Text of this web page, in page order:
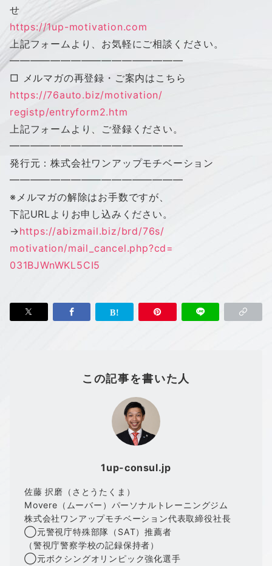
せ
https://1up-motivation.com
上記フォームより、お気軽にご相談ください。
━━━━━━━━━━━━━━━━━
□ メルマガの再登録・ご案内はこちら
https://76auto.biz/motivation/
registp/entryform2.htm
上記フォームより、ご登録ください。
━━━━━━━━━━━━━━━━━
発行元：株式会社ワンアップモチベーション
━━━━━━━━━━━━━━━━━
※メルマガの解除はお手数ですが、
下記URLよりお申し込みください。
→https://abizmail.biz/brd/76s/
motivation/mail_cancel.php?cd=
031BJWnWKL5CI5
この記事を書いた人
1up-consul.jp
佐藤 択磨（さとうたくま）
Movere（ムーバー）パーソナルトレーニングジム
株式会社ワンアップモチベーション代表取締役社長
◯元警視庁特殊部隊（SAT）推薦者
（警視庁警察学校の記録保持者）
◯元ボクシングオリンピック強化選手